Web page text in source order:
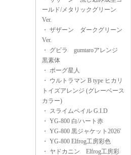
ールド/メタリックグリーン
Ver.
・ ザザーン ダークグリーン
Ver.
・ グビラ gumtaroアレンジ
黒素体
・ ボーグ星人
・ ウルトラマン B type ヒカリ
トイズアレンジ (グレーベース
カラー)
・ スライムペイル G.I.D
・ YG-800 白/ハート赤
・ YG-800 黒ジャケット2026'
・ YG-800 Elfrog工房彩色
・ ヤドカニン Elfrog工房彩